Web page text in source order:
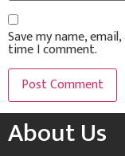
Save my name,
time I comment.
About Us